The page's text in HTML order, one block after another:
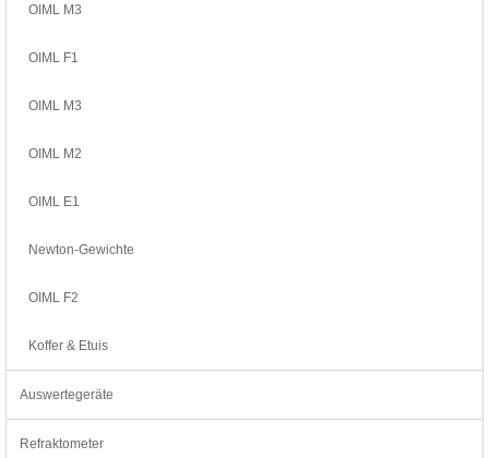
OIML M3
OIML F1
OIML M3
OIML M2
OIML E1
Newton-Gewichte
OIML F2
Koffer & Etuis
Auswertegeräte
Refraktometer